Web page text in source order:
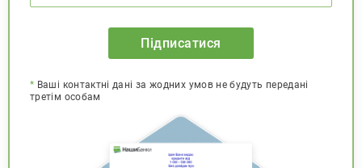
Підписатися
* Ваші контактні дані за жодних умов не будуть передані
третім особам